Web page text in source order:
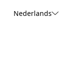
Nederlands